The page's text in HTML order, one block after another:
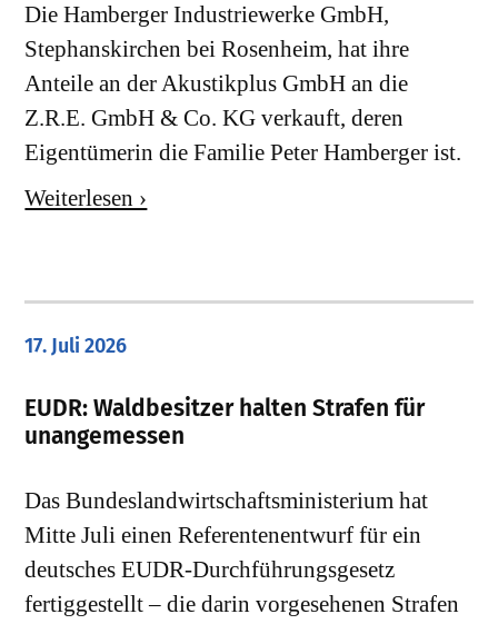
Die Hamberger Industriewerke GmbH,
Stephanskirchen bei Rosenheim, hat ihre
Anteile an der Akustikplus GmbH an die
Z.R.E. GmbH & Co. KG verkauft, deren
Eigentümerin die Familie Peter Hamberger ist.
Weiterlesen ›
17. Juli 2026
EUDR: Waldbesitzer halten Strafen für
unangemessen
Das Bundeslandwirtschaftsministerium hat
Mitte Juli einen Referentenentwurf für ein
deutsches EUDR-Durchführungsgesetz
fertiggestellt – die darin vorgesehenen Strafen